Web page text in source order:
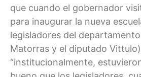
que cuando el gobernador
para inaugurar la nueva
legisladores del
Matorras y el diputado Vittulo)
“institucionalmente,